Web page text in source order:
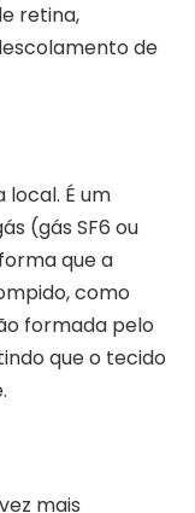
retina,
de
É um
(gás SF6 ou
que a
como
formada pelo
que o tecido
mais